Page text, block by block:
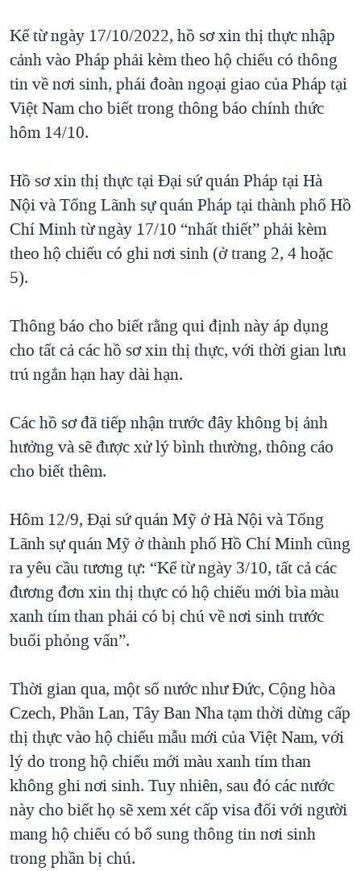
GIÁO DỤC
CHI PHÍ CHIẾN TRANH AFGHANISTAN
CÁC GIÁ TRỊ CỘNG HÒA Ở VIỆT NAM
THƯỢNG ĐỈNH TRUMP-KIM TẠI VIỆT NAM
TRỊNH VĨNH BÌNH VS. CHÍNH PHỦ VIỆT NAM
NGƯ DÂN VIỆT VÀ LÀN SÓNG TRỘM HẢI SÂM
QUAN HỆ VIỆT MỸ
Kể từ ngày 17/10/2022, hồ sơ xin thị thực nhập
cảnh vào Pháp phải kèm theo hộ chiếu có thông
tin về nơi sinh, phái đoàn ngoại giao của Pháp tại
Việt Nam cho biết trong thông báo chính thức
hôm 14/10.
Hồ sơ xin thị thực tại Đại sứ quán Pháp tại Hà
Nội và Tổng Lãnh sự quán Pháp tại thành phố Hồ
Chí Minh từ ngày 17/10 “nhất thiết” phải kèm
theo hộ chiếu có ghi nơi sinh (ở trang 2, 4 hoặc
5).
Thông báo cho biết rằng qui định này áp dụng
cho tất cả các hồ sơ xin thị thực, với thời gian lưu
trú ngắn hạn hay dài hạn.
Các hồ sơ đã tiếp nhận trước đây không bị ảnh
hưởng và sẽ được xử lý bình thường, thông cáo
cho biết thêm.
Hôm 12/9, Đại sứ quán Mỹ ở Hà Nội và Tổng
Lãnh sự quán Mỹ ở thành phố Hồ Chí Minh cũng
ra yêu cầu tương tự: “Kể từ ngày 3/10, tất cả các
đương đơn xin thị thực có hộ chiếu mới bìa màu
xanh tím than phải có bị chú về nơi sinh trước
buổi phỏng vấn”.
Thời gian qua, một số nước như Đức, Cộng hòa
Czech, Phần Lan, Tây Ban Nha tạm thời dừng cấp
thị thực vào hộ chiếu mẫu mới của Việt Nam, với
lý do trong hộ chiếu mới màu xanh tím than
không ghi nơi sinh. Tuy nhiên, sau đó các nước
này cho biết họ sẽ xem xét cấp visa đối với người
mang hộ chiếu có bổ sung thông tin nơi sinh
trong phần bị chú.